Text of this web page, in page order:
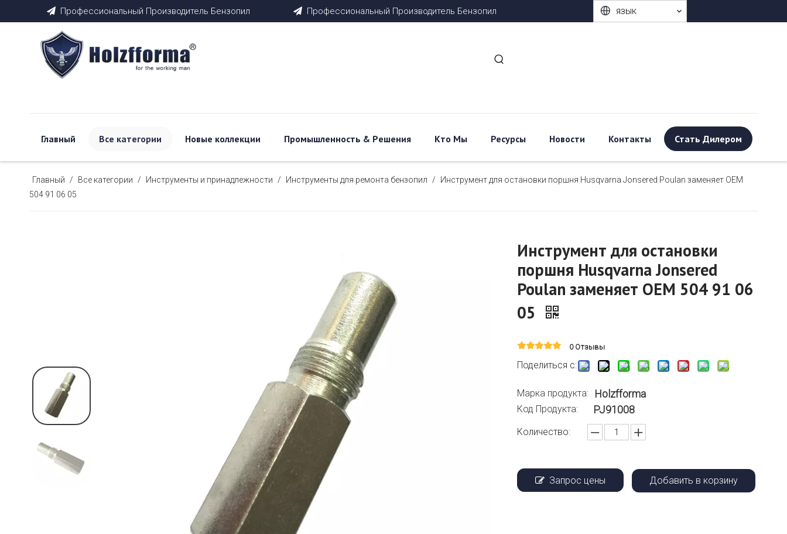
Профессиональный Производитель Бензопил Профессиональный Производитель Бензопил язык
Главный Все категории Новые коллекции Промышленность & Pешения Кто Мы Ресурсы Новости Контакты Стать Дилером
Главный / Все категории / Инструменты и принадлежности / Инструменты для ремонта бензопил /
Инструмент для остановки поршня Husqvarna Jonsered Poulan заменяет OEM
504 91 06 05
Инструмент для остановки
поршня Husqvarna Jonsered
Poulan заменяет OEM 504 91 06
05
0 Отзывы
Поделиться с:
Марка продукта: Holzfforma
Код Продукта: PJ91008
Количество:
Запрос цены Добавить в корзину